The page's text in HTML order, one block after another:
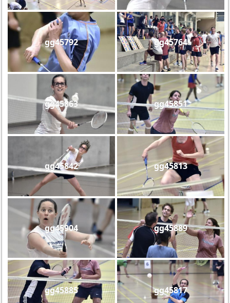
gg45792 gg45764
gg45863 gg45851
gg45842 gg45813
gg45904 gg45889
gg45885 gg45817